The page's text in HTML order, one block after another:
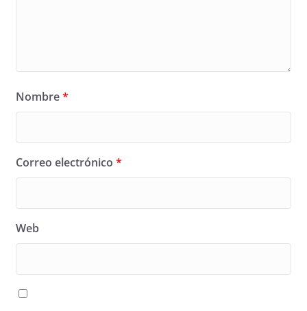
Nombre*
Correo electrónico *
Web